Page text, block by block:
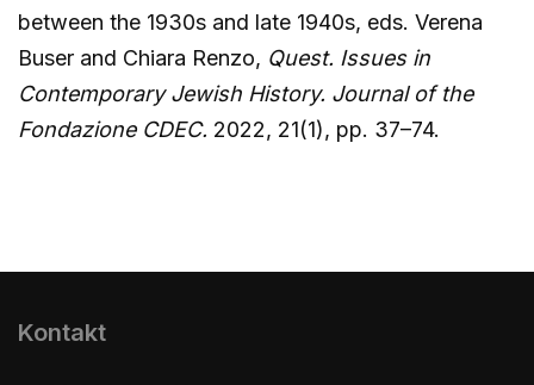
between the 1930s and late 1940s, eds. Verena
Buser and Chiara Renzo, Quest. Issues in
Contemporary Jewish History. Journal of the
Fondazione CDEC. 2022, 21(1), pp. 37–74.
Kontakt